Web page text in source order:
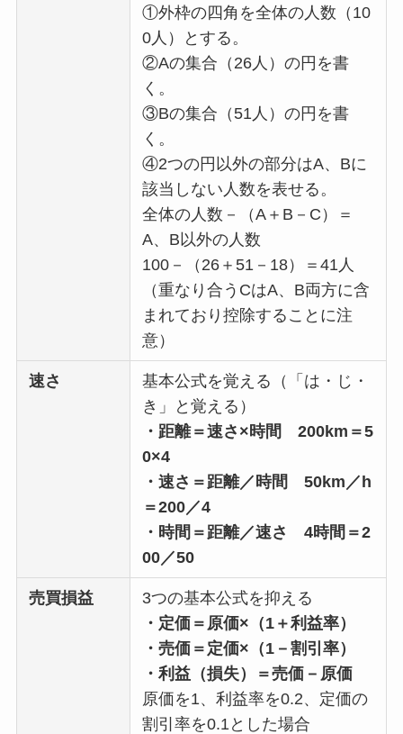
①外枠の四角を全体の人数（10
0人）とする。
②Aの集合（26人）の円を書
く。
③Bの集合（51人）の円を書
く。
④2つの円以外の部分はA、Bに
該当しない人数を表せる。
全体の人数－（A＋B－C）＝
A、B以外の人数
100－（26＋51－18）＝41人
（重なり合うCはA、B両方に含
まれており控除することに注
意）
速さ
基本公式を覚える（「は・じ・
き」と覚える）
・距離＝速さ×時間 200km＝5
0×4
・速さ＝距離／時間 50km／h
＝200／4
・時間＝距離／速さ 4時間＝2
00／50
売買損益
3つの基本公式を抑える
・定価＝原価×（1＋利益率）
・売価＝定価×（1－割引率）
・利益（損失）＝売価－原価
原価を1、利益率を0.2、定価の
割引率を0.1とした場合